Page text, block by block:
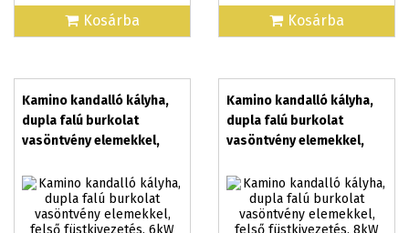
Kosárba Kosárba
Kamino kandalló kályha,
dupla falú burkolat
vasöntvény elemekkel,
Kamino kandalló kályha,
dupla falú burkolat
vasöntvény elemekkel,